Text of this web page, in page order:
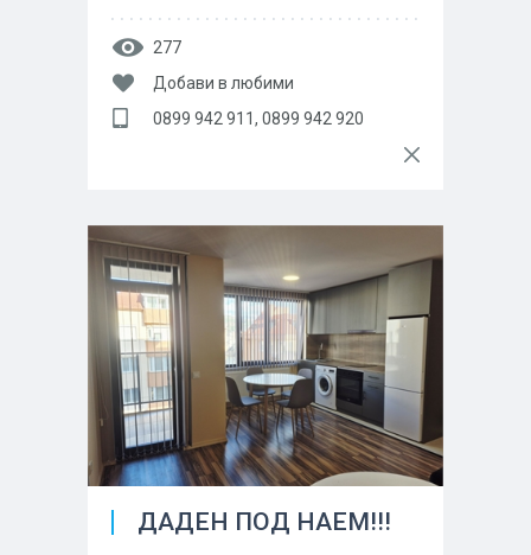
277
Добави в любими
0899 942 911, 0899 942 920
ДАДЕН ПОД НАЕМ!!!